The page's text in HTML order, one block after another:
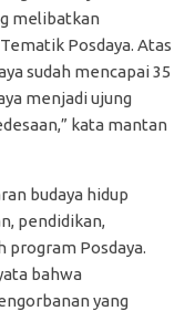
melibatkan
Posdaya. Atas
sudah mencapai 35
menjadi ujung
kata mantan
budaya hidup
pendidikan,
program Posdaya.
bahwa
yang